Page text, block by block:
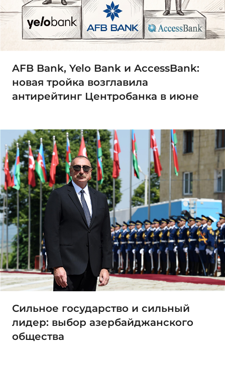
AFB Bank, Yelo Bank и AccessBank:
новая тройка возглавила
антирейтинг Центробанка в июне
Сильное государство и сильный
лидер: выбор азербайджанского
общества